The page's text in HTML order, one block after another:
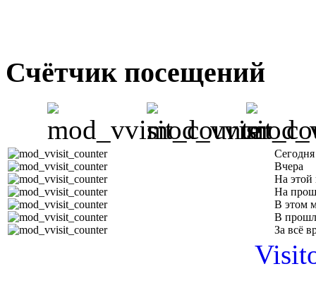
Счётчик посещений
Сегодня
Вчера
На этой
На
В этом
В
За всё